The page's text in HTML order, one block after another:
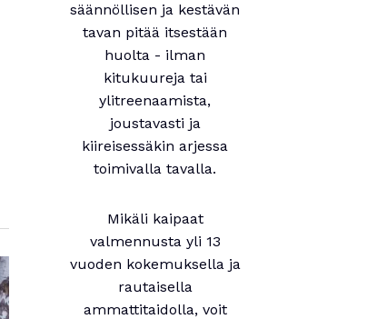
säännöllisen ja kestävän
tavan pitää itsestään
huolta - ilman
kitukuureja tai
ylitreenaamista,
joustavasti ja
kiireisessäkin arjessa
toimivalla tavalla.
Mikäli kaipaat
valmennusta yli 13
vuoden kokemuksella ja
rautaisella
ammattitaidolla, voit